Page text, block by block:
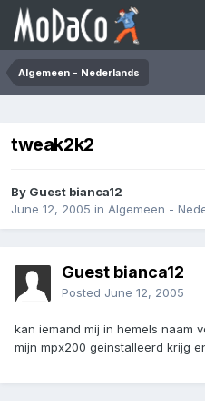
Algemeen - Nederlands
tweak2k2
By Guest bianca12
June 12, 2005 in Algemeen -
Guest bianca12
Posted June 12, 2005
kan iemand mij in hemels naam
mijn mpx200 geinstalleerd krijg